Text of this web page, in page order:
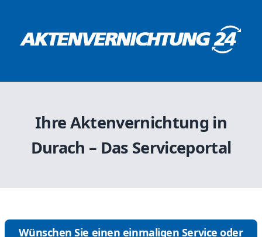
Ihre Aktenvernichtung in
Durach – Das Serviceportal
Wünschen Sie einen einmaligen Service oder